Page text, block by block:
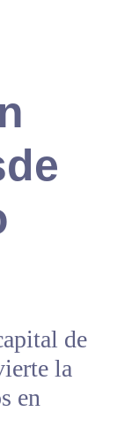
de
la
en